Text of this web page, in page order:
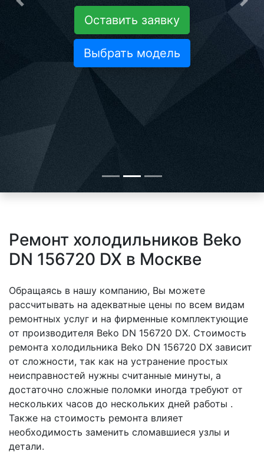
Оставить заявку
Выбрать модель
Предыдущая
Ремонт холодильников Beko
DN 156720 DX в Москве
Обращаясь в нашу компанию, Вы можете
рассчитывать на адекватные цены по всем видам
ремонтных услуг и на фирменные комплектующие
от производителя Beko DN 156720 DX. Стоимость
ремонта холодильника Beko DN 156720 DX зависит
от сложности, так как на устранение простых
неисправностей нужны считанные минуты, а
достаточно сложные поломки иногда требуют от
нескольких часов до нескольких дней работы .
Также на стоимость ремонта влияет
необходимость заменить сломавшиеся узлы и
детали.